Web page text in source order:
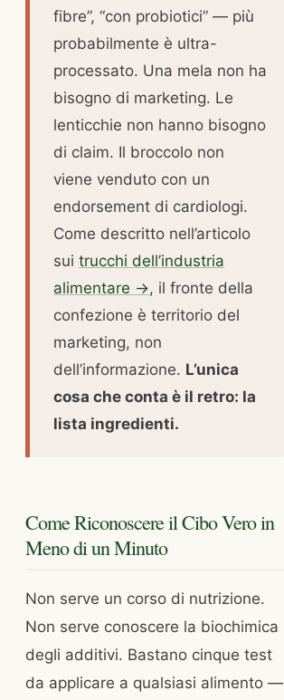
fibre”, “con probiotici” — più
probabilmente è ultra-
processato. Una mela non ha
bisogno di marketing. Le
lenticchie non hanno bisogno
di claim. Il broccolo non
viene venduto con un
endorsement di cardiologi.
Come descritto nell’articolo
sui trucchi dell’industria
alimentare →, il fronte della
confezione è territorio del
marketing, non
dell’informazione. L’unica
cosa che conta è il retro: la
lista ingredienti.
Come Riconoscere il Cibo Vero in
Meno di un Minuto
Non serve un corso di nutrizione.
Non serve conoscere la biochimica
degli additivi. Bastano cinque test
da applicare a qualsiasi alimento —